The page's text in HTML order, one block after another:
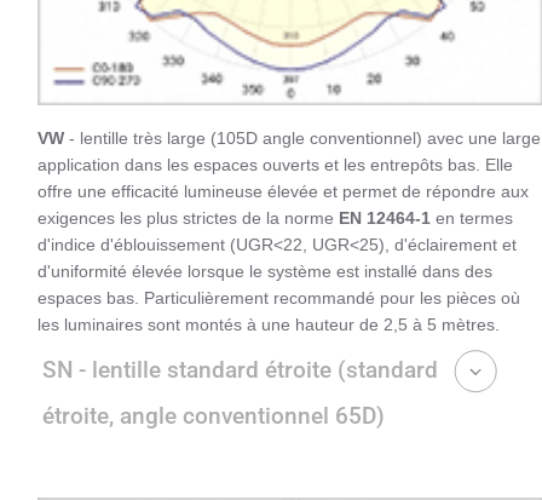
VW - lentille très large (105D angle conventionnel) avec une large
application dans les espaces ouverts et les entrepôts bas. Elle
offre une efficacité lumineuse élevée et permet de répondre aux
exigences les plus strictes de la norme EN 12464-1 en termes
d'indice d'éblouissement (UGR<22, UGR<25), d'éclairement et
d'uniformité élevée lorsque le système est installé dans des
espaces bas. Particulièrement recommandé pour les pièces où
les luminaires sont montés à une hauteur de 2,5 à 5 mètres.
SN - lentille standard étroite (standard
étroite, angle conventionnel 65D)